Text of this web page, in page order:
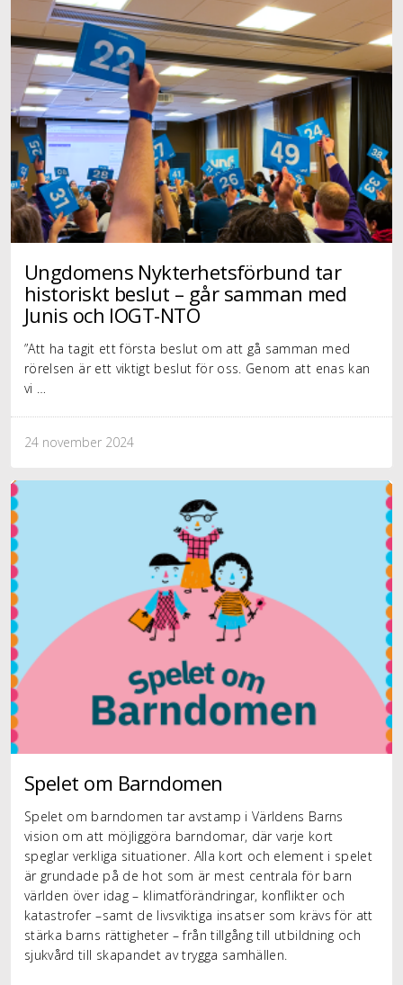
Ungdomens Nykterhetsförbund tar
historiskt beslut – går samman med
Junis och IOGT-NTO
”Att ha tagit ett första beslut om att gå samman med
rörelsen är ett viktigt beslut för oss. Genom att enas kan
vi …
24 november 2024
Spelet om Barndomen
Spelet om barndomen tar avstamp i Världens Barns
vision om att möjliggöra barndomar, där varje kort
speglar verkliga situationer. Alla kort och element i spelet
är grundade på de hot som är mest centrala för barn
världen över idag – klimatförändringar, konflikter och
katastrofer –samt de livsviktiga insatser som krävs för att
stärka barns rättigheter – från tillgång till utbildning och
sjukvård till skapandet av trygga samhällen.